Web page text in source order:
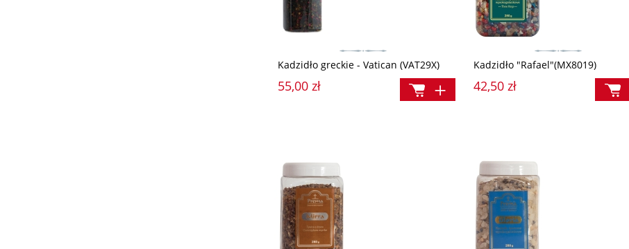
Kadzidło greckie - Vatican (VAT29X)
55,00 zł
Kadzidło "Rafael"(MX8019)
42,50 zł